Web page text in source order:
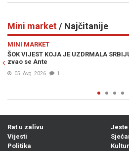
Mini market/ Najčitanije
iz Bugojna
MINI MARKET
S PANCIRKOM PO
06. Avg. 2026
Rat u zalivu
Vijesti
Politika